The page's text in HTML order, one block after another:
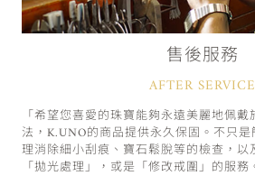
售後服務
AFTER SERVICE
「希望您喜愛的珠寶能夠永遠美麗地佩
法，K.UNO的商品提供永久保固。不只
理消除細小刮痕、寶石鬆脫等的檢查，以
「拋光處理」，或是「修改戒圍」的服務